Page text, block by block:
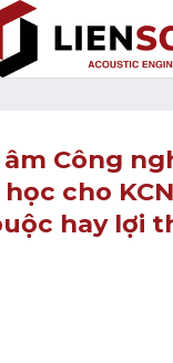
Công
cho
hay lợi